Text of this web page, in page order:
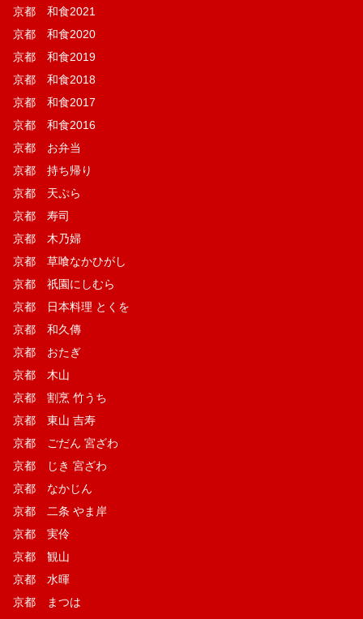
京都 和食2021
京都 和食2020
京都 和食2019
京都 和食2018
京都 和食2017
京都 和食2016
京都 お弁当
京都 持ち帰り
京都 天ぷら
京都 寿司
京都 木乃婦
京都 草喰なかひがし
京都 祇園にしむら
京都 日本料理 とくを
京都 和久傳
京都 おたぎ
京都 木山
京都 割烹 竹うち
京都 東山 吉寿
京都 ごだん 宮ざわ
京都 じき 宮ざわ
京都 なかじん
京都 二条 やま岸
京都 実伶
京都 観山
京都 水暉
京都 まつは